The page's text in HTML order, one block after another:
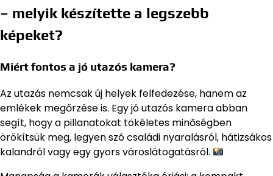
– melyik készítette a legszebb
képeket?
Miért fontos a jó utazós kamera?
Az utazás nemcsak új helyek felfedezése, hanem az
emlékek megőrzése is. Egy jó utazós kamera abban
segít, hogy a pillanatokat tökéletes minőségben
örökítsük meg, legyen szó családi nyaralásról, hátizsákos
kalandról vagy egy gyors városlátogatásról.